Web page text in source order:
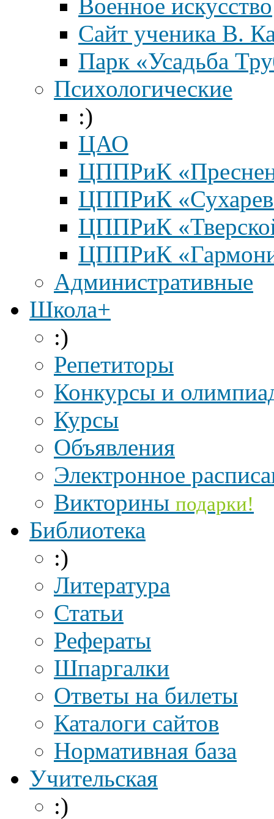
Военное искусство
Cайт ученика В.
Парк «Усадьба
Психологические
:)
ЦАО
ЦППРиК
ЦППРиК
ЦППРиК
ЦППРиК
Административные
Школа+
:)
Репетиторы
Конкурсы и
Курсы
Объявления
Электронное
Викторины подарки!
Библиотека
:)
Литература
Статьи
Рефераты
Шпаргалки
Ответы на билеты
Каталоги сайтов
Нормативная база
Учительская
:)